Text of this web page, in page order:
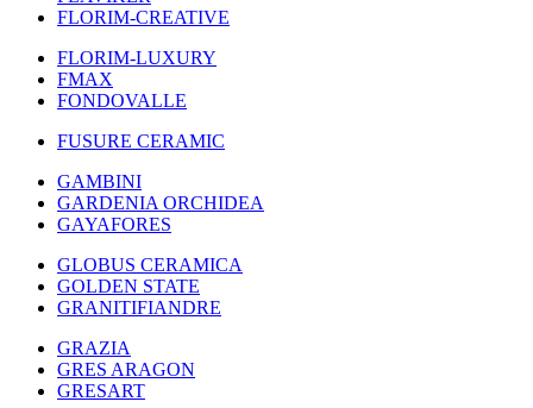
FLORIM-CREATIVE
FLORIM-LUXURY
FMAX
FONDOVALLE
FUSURE CERAMIC
GAMBINI
GARDENIA ORCHIDEA
GAYAFORES
GLOBUS CERAMICA
GOLDEN STATE
GRANITIFIANDRE
GRAZIA
GRES ARAGON
GRESART